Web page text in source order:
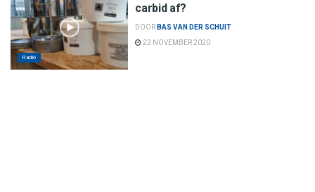
Radio
carbid af?
DOOR BAS VAN DER SCHUIT
22 NOVEMBER 2020